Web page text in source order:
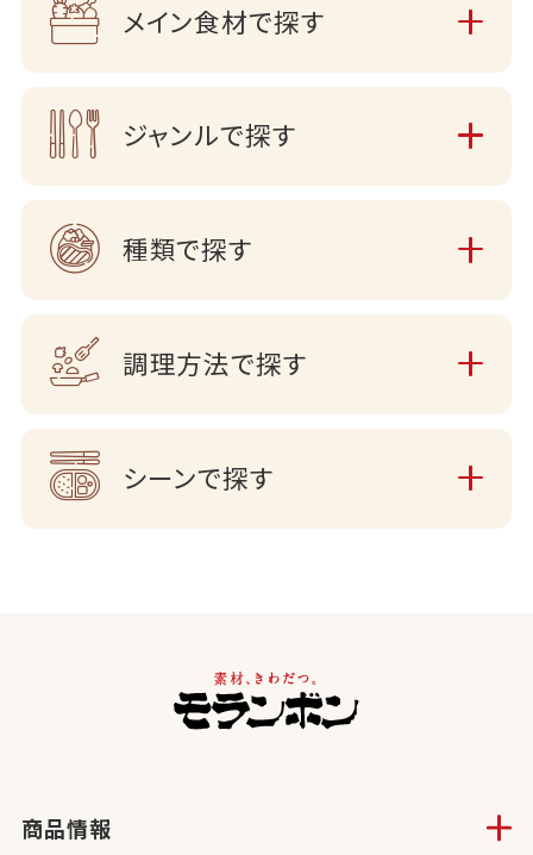
メイン食材で探す
ジャンルで探す
種類で探す
調理方法で探す
シーンで探す
商品情報